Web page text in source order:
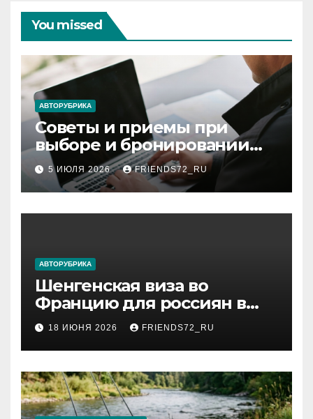
You missed
АВТОРУБРИКА
Советы и приемы при
выборе и бронировании
авиабилетов
5 ИЮЛЯ 2026 FRIENDS72_RU
АВТОРУБРИКА
Шенгенская виза во
Францию для россиян в
2026 году: сроки от 3 дней
и список необходимых
документов
18 ИЮНЯ 2026 FRIENDS72_RU